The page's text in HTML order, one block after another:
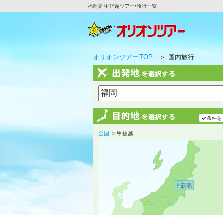
福岡発 甲信越ツアー/旅行一覧
オリオンツアーTOP ＞ 国内旅行
条件を
全国 > 甲信越
新潟